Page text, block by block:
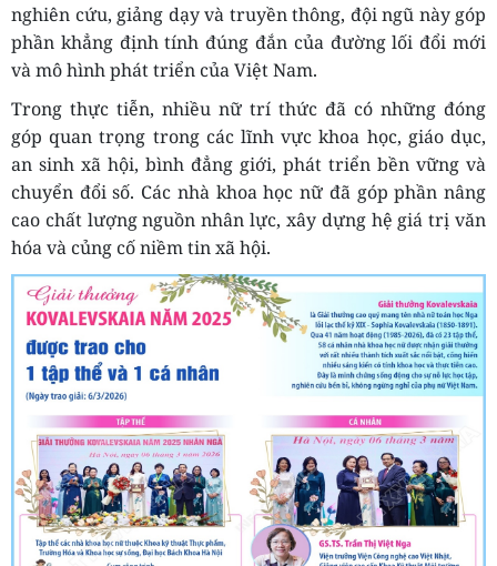
nghiên cứu, giảng dạy và truyền thông, đội ngũ này góp
phần khẳng định tính đúng đắn của đường lối đổi mới
và mô hình phát triển của Việt Nam.
Trong thực tiễn, nhiều nữ trí thức đã có những đóng
góp quan trọng trong các lĩnh vực khoa học, giáo dục,
an sinh xã hội, bình đẳng giới, phát triển bền vững và
chuyển đổi số. Các nhà khoa học nữ đã góp phần nâng
cao chất lượng nguồn nhân lực, xây dựng hệ giá trị văn
hóa và củng cố niềm tin xã hội.